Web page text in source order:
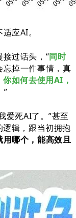
应AI。
过话头，“同时
忘掉一件事情，真
你如何去使用AI，
”
爱死AI了。”甚至
逻辑，跟当初拥抱
用哪个，能高效且